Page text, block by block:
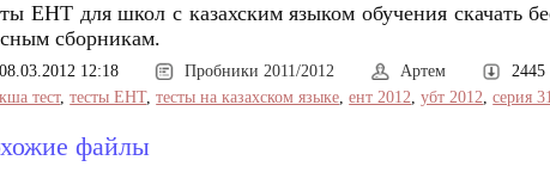
ЕНТ для школ с казахским языком обучения скачать
сборникам.
08.03.2012 12:18 Пробники 2011/2012 Артем 2445
тест,тесты ЕНТ,тесты на казахском языке,ент 2012,убт 2012,серия
файлы